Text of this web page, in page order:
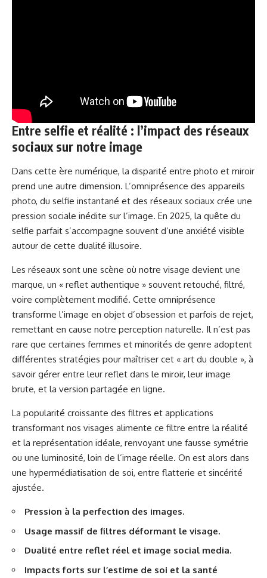
Entre selfie et réalité : l’impact des réseaux
sociaux sur notre image
Dans cette ère numérique, la disparité entre photo et miroir
prend une autre dimension. L’omniprésence des appareils
photo, du selfie instantané et des réseaux sociaux crée une
pression sociale inédite sur l’image. En 2025, la quête du
selfie parfait s’accompagne souvent d’une anxiété visible
autour de cette dualité illusoire.
Les réseaux sont une scène où notre visage devient une
marque, un « reflet authentique » souvent retouché, filtré,
voire complètement modifié. Cette omniprésence
transforme l’image en objet d’obsession et parfois de rejet,
remettant en cause notre perception naturelle. Il n’est pas
rare que certaines femmes et minorités de genre adoptent
différentes stratégies pour maîtriser cet « art du double », à
savoir gérer entre leur reflet dans le miroir, leur image
brute, et la version partagée en ligne.
La popularité croissante des filtres et applications
transformant nos visages alimente ce filtre entre la réalité
et la représentation idéale, renvoyant une fausse symétrie
ou une luminosité, loin de l’image réelle. On est alors dans
une hypermédiatisation de soi, entre flatterie et sincérité
ajustée.
Pression à la perfection des images.
Usage massif de filtres déformant le visage.
Dualité entre reflet réel et image social media.
Impacts forts sur l’estime de soi et la santé